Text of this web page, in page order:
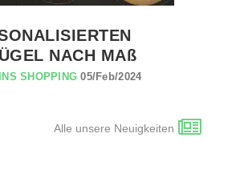
NACH MAß
SHOPPING 05/Feb/2024
Alle unsere Neuigkeiten